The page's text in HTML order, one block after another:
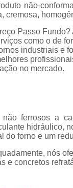
Fornos
Forno
Forno
não-
cremosa,
Passo
como o de
industriais e
no mercado.
ferrosos a
hidráulico,
do forno e um
nós
e concretos